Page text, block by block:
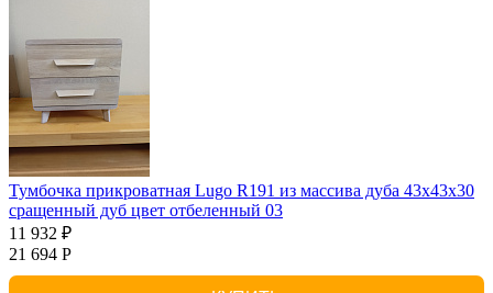
Тумбочка прикроватная Lugo R191 из массива дуба 43х43х30
сращенный дуб цвет отбеленный 03
11 932 ₽
21 694 Р